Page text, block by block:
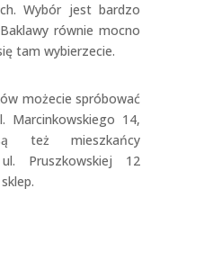
Wybór jest bardzo
równie mocno
tam wybierzecie.
możecie spróbować
Marcinkowskiego 14,
też mieszkańcy
Pruszkowskiej 12